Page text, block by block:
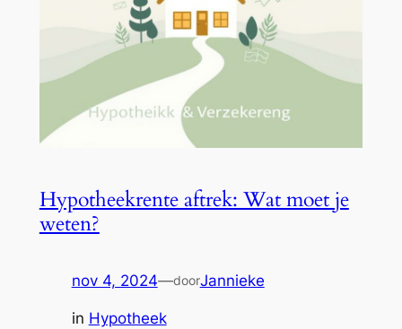
Hypotheekrente aftrek: Wat moet je
weten?
nov 4, 2024—doorJannieke
in Hypotheek